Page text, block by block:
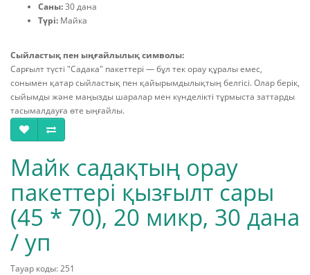
Саны:30 дана
Түрі: Майка
Сыйластық пен ыңғайлылық символы:
Сарғылт түсті "Садака" пакеттері — бұл тек орау құралы емес,
сонымен қатар сыйластық пен қайырымдылықтың белгісі. Олар берік,
сыйымды және маңызды шаралар мен күнделікті тұрмыста заттарды
тасымалдауға өте ыңғайлы.
Майк садақтың орау
пакеттері қызғылт сары
(45 * 70), 20 микр, 30 дана
/ уп
Тауар коды: 251